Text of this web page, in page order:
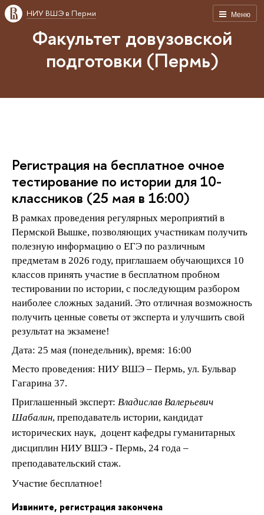
Меню
НИУ ВШЭ в Перми
Факультет довузовской
подготовки (Пермь)
Регистрация на бесплатное очное
тестирование по истории для 10-
классников (25 мая в 16:00)
рамках проведения регулярных мероприятий
Пермской Вышке, позволяющих участникам получить
полезную информацию о ЕГЭ по различным
предметам в 2026 году, приглашаем обучающихся 10
классов принять участие в бесплатном пробном
тестировании по истории, с последующим разбором
наиболее сложных заданий. Это отличная возможность
получить ценные советы от эксперта и улучшить свой
результат на экзамене!
Дата: 25 мая (понедельник), время: 16:00
Место проведения: НИУ ВШЭ – Пермь, ул. Бульвар
Гагарина 37.
Приглашенный эксперт: ладислав Валерьевич
Шабалин, преподаватель истории, кандидат
исторических наук, доцент кафедры гуманитарных
дисциплин НИУ ВШЭ - Пермь, 24 года –
преподавательский стаж.
Участие бесплатное!
Извините, регистрация закончена